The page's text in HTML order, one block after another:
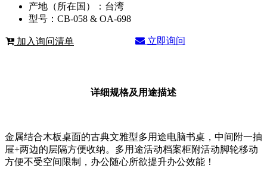
产地（所在国）： 台湾
型号： CB-058 & OA-698
加入询问清单 立即询问
详细规格及用途描述
金属结合木板桌面的古典文雅型多用途电脑书桌，中间附一抽
屉+两边的层隔方便收纳。多用途活动档案柜附活动脚轮移动
方便不受空间限制，办公随心所欲提升办公效能！